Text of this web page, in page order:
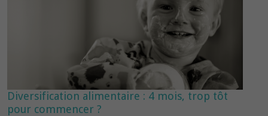
Diversification alimentaire : 4 mois, trop tôt
pour commencer ?